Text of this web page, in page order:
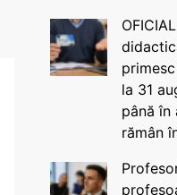
la 31
până în
rămân